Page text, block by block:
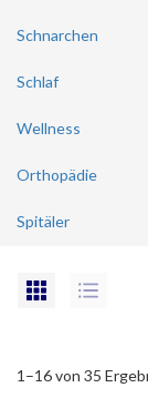
Schnarchen
Schlaf
Wellness
Orthopädie
Spitäler
1–16 von 35